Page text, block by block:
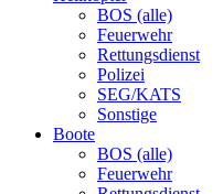
BOS (alle)
Feuerwehr
Rettungsdienst
Polizei
SEG/KATS
Sonstige
Boote
BOS (alle)
Feuerwehr